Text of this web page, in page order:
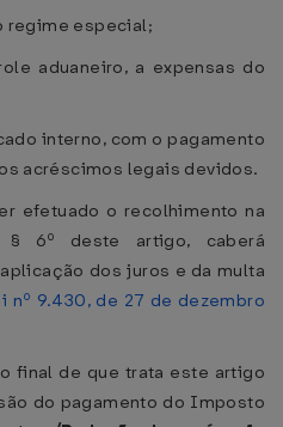
regime especial;
aduaneiro, a expensas do
interno, com o pagamento
acréscimos legais devidos.
efetuado o recolhimento na
6º deste artigo, caberá
dos juros e da multa
nº 9.430, de 27 de dezembro
final de que trata este artigo
do pagamento do Imposto